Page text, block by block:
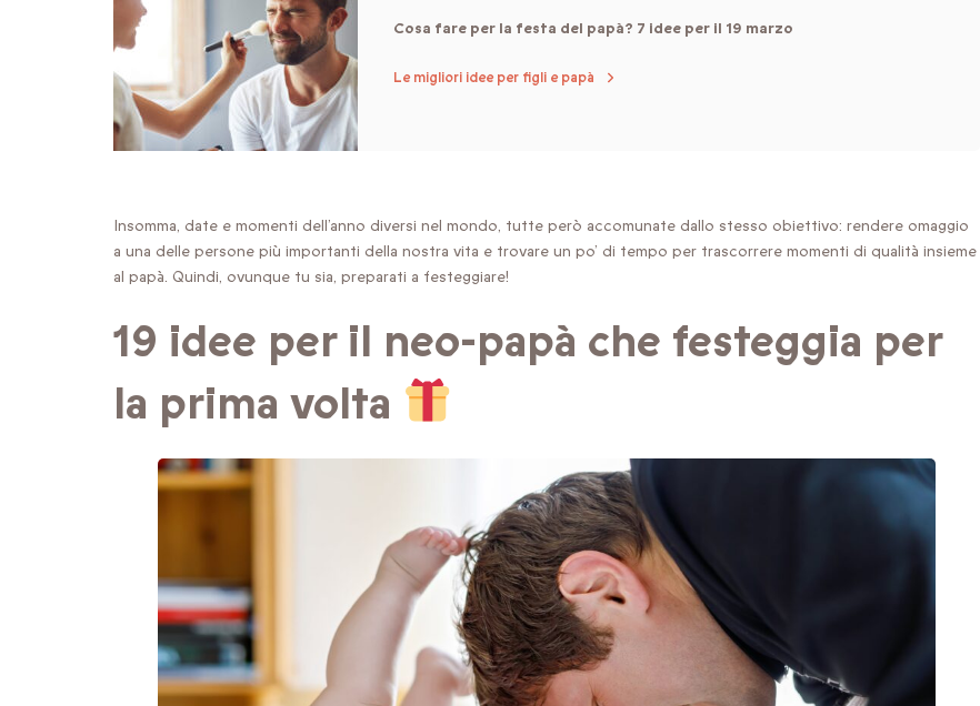
Cosa fare per la festa del papà? 7 idee per il 19 marzo
Le migliori idee per figli e papà
Insomma, date e momenti dell’anno diversi nel mondo, tutte però accomunate dallo stesso obiettivo: rendere omaggio
a una delle persone più importanti della nostra vita e trovare un po’ di tempo per trascorrere momenti di qualità insieme
al papà. Quindi, ovunque tu sia, preparati a festeggiare!
19 idee per il neo-papà che festeggia per
la prima volta